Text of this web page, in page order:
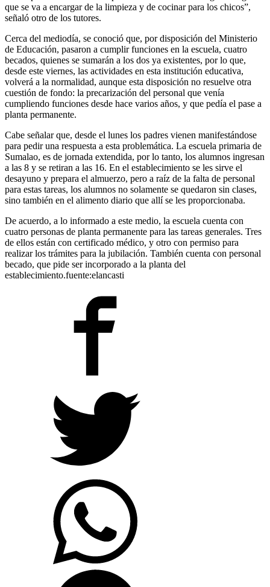
que se va a encargar de la limpieza y de cocinar para los chicos”,
señaló otro de los tutores.
Cerca del mediodía, se conoció que, por disposición del Ministerio
de Educación, pasaron a cumplir funciones en la escuela, cuatro
becados, quienes se sumarán a los dos ya existentes, por lo que,
desde este viernes, las actividades en esta institución educativa,
volverá a la normalidad, aunque esta disposición no resuelve otra
cuestión de fondo: la precarización del personal que venía
cumpliendo funciones desde hace varios años, y que pedía el pase a
planta permanente.
Cabe señalar que, desde el lunes los padres vienen manifestándose
para pedir una respuesta a esta problemática. La escuela primaria de
Sumalao, es de jornada extendida, por lo tanto, los alumnos ingresan
a las 8 y se retiran a las 16. En el establecimiento se les sirve el
desayuno y prepara el almuerzo, pero a raíz de la falta de personal
para estas tareas, los alumnos no solamente se quedaron sin clases,
sino también en el alimento diario que allí se les proporcionaba.
De acuerdo, a lo informado a este medio, la escuela cuenta con
cuatro personas de planta permanente para las tareas generales. Tres
de ellos están con certificado médico, y otro con permiso para
realizar los trámites para la jubilación. También cuenta con personal
becado, que pide ser incorporado a la planta del
establecimiento.fuente:elancasti